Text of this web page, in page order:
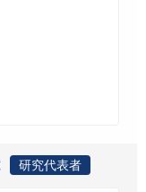
研究代表者